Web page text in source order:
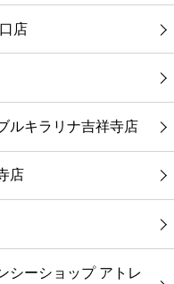
店
ルキラリナ吉祥寺店
店
シーショップ アトレ